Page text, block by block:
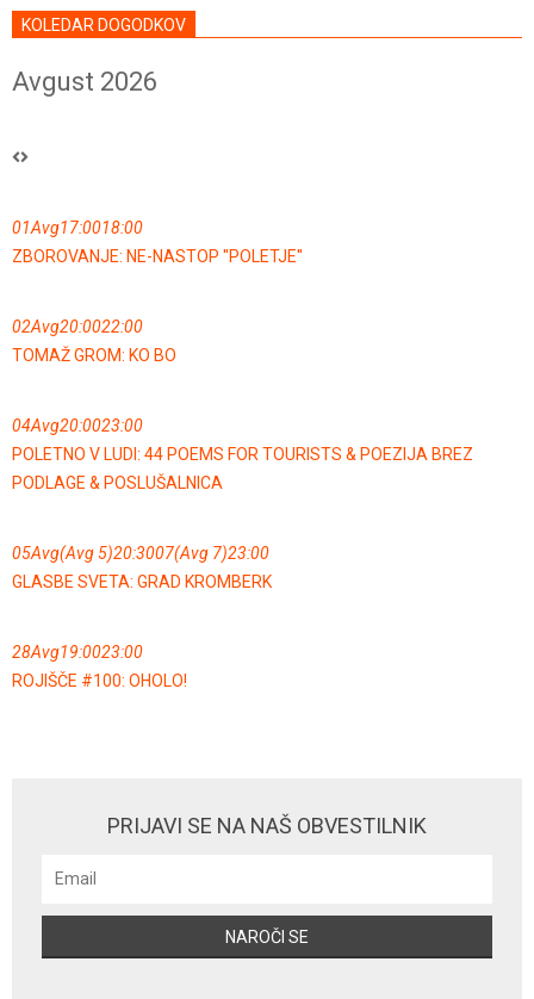
KOLEDAR DOGODKOV
Avgust 2026
01Avg17:0018:00
ZBOROVANJE: NE-NASTOP ''POLETJE''
02Avg20:0022:00
TOMAŽ GROM: KO BO
04Avg20:0023:00
POLETNO V LUDI: 44 POEMS FOR TOURISTS & POEZIJA BREZ
PODLAGE & POSLUŠALNICA
05Avg(Avg 5)20:3007(Avg 7)23:00
GLASBE SVETA: GRAD KROMBERK
28Avg19:0023:00
ROJIŠČE #100: OHOLO!
PRIJAVI SE NA NAŠ OBVESTILNIK